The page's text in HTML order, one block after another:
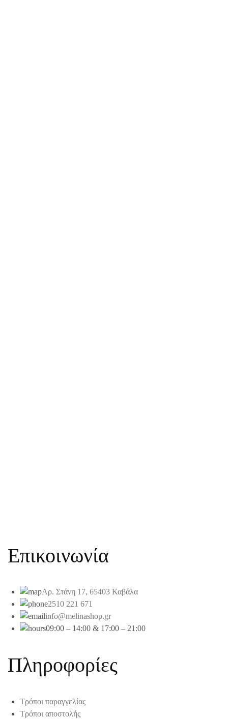
Επικοινωνία
Αρ. Στάνη 17, 65403 Καβάλα
2510 221 671
info@melinashop.gr
09:00 – 14:00 & 17:00 – 21:00
Πληροφορίες
Τρόποι παραγγελίας
Τρόποι αποστολής